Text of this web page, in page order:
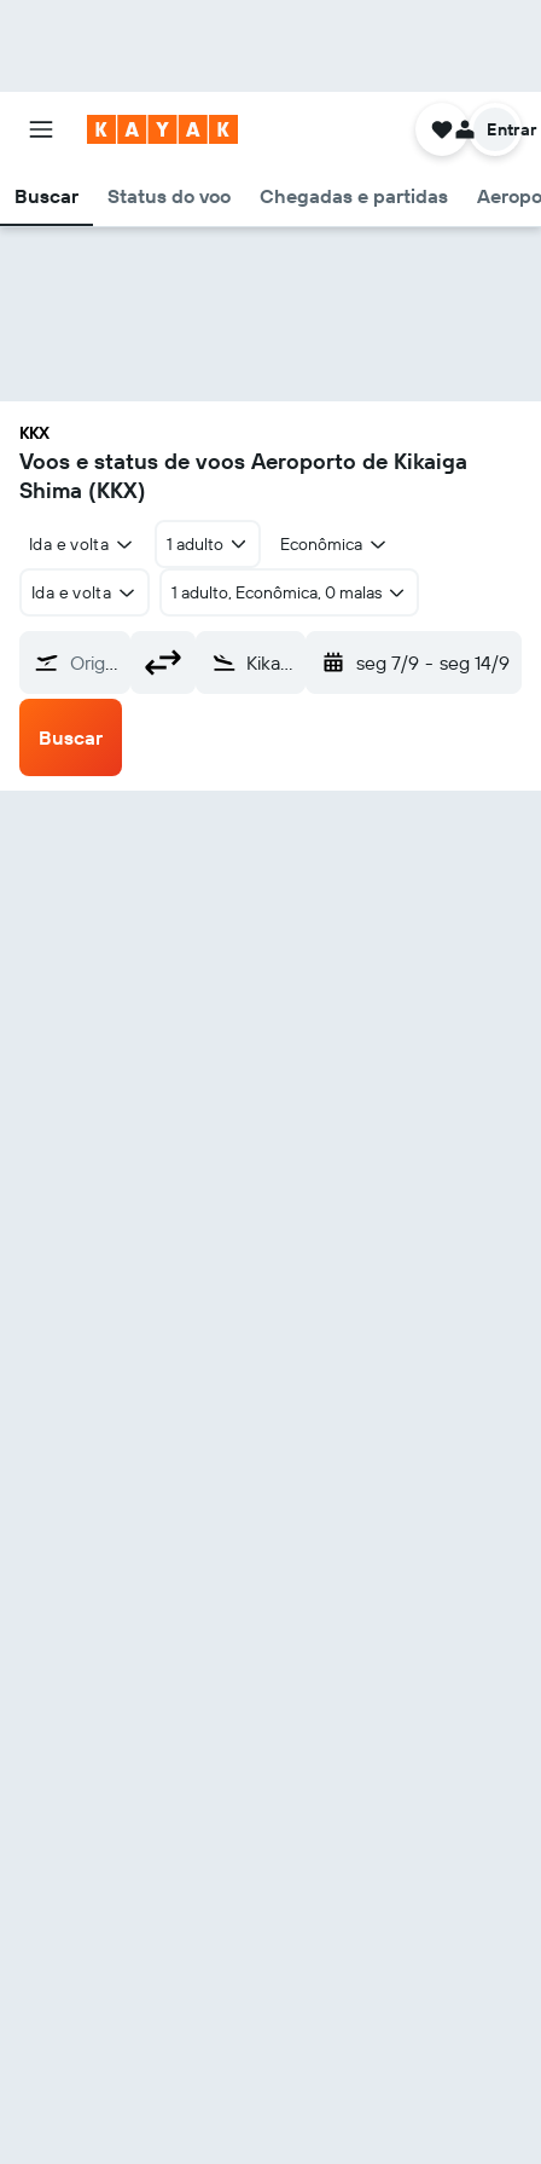
Buscar Status do voo Chegadas e partidas
Entrar
KKX
Voos e status de voos Aeroporto de Kikaiga
Shima (KKX)
Ida e volta 1 adulto Econômica
Ida e volta 1 adulto, Econômica, 0 malas
Origem Kikaiga Shima (KKX) seg 7/9 - seg 14/9
Buscar